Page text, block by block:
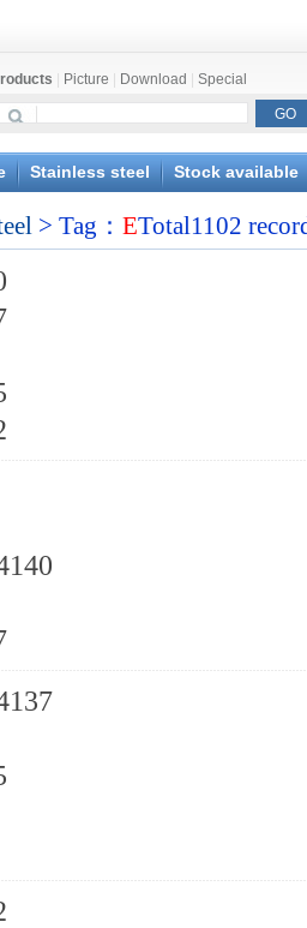
Picture Download Special
Stainless steel Stock available
> Tag： ETotal1102